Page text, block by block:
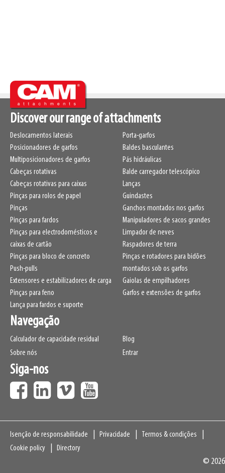
Discover our range of attachments
Deslocamentos laterais
Posicionadores de garfos
Multiposicionadores de garfos
Cabeças rotativas
Cabeças rotativas para caixas
Pinças para rolos de papel
Pinças
Pinças para fardos
Pinças para electrodomésticos e
caixas de cartão
Pinças para bloco de concreto
Push-pulls
Extensores e estabilizadores de carga
Pinças para feno
Lança para fardos e suporte
Porta-garfos
Baldes basculantes
Pás hidráulicas
Balde carregador telescópico
Lanças
Guindastes
Ganchos montados nos garfos
Manipuladores de sacos grandes
Limpador de neves
Raspadores de terra
Pinças e rotadores para bidões
montados sob os garfos
Gaiolas de empilhadores
Garfos e extensões de garfos
Navegação
Calculador de capacidade residual
Sobre nós
Blog
Entrar
Siga-nos
Navigation
Isenção de responsabilidade Privacidade
Termos & condições
Cookie policy
Directory
© 2026